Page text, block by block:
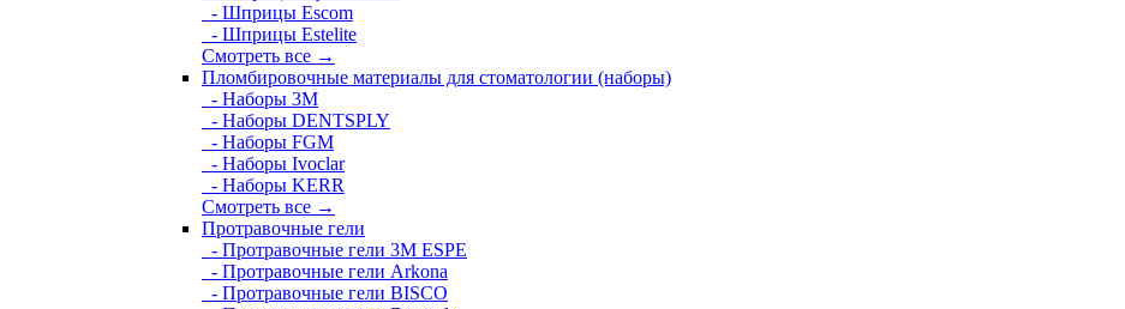
- Шприцы Escom
- Шприцы Estelite
Смотреть все →
Пломбировочные материалы для стоматологии (наборы)
- Наборы 3М
- Наборы DENTSPLY
- Наборы FGM
- Наборы Ivoclar
- Наборы KERR
Смотреть все →
Протравочные гели
- Протравочные гели 3М ESPE
- Протравочные гели Arkona
- Протравочные гели BISCO